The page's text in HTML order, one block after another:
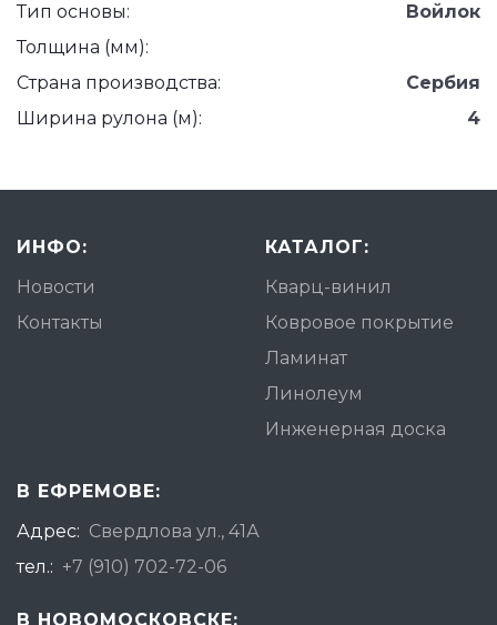
Тип основы:
Войлок
Толщина (мм):
Страна производства:
Сербия
Ширина рулона (м):
4
ИНФО:
Новости
Контакты
КАТАЛОГ:
Кварц-винил
Ковровое покрытие
Ламинат
Линолеум
Инженерная доска
В ЕФРЕМОВЕ:
Адрес: Свердлова ул., 41А
тел.: +7 (910) 702-72-06
В НОВОМОСКОВСКЕ: